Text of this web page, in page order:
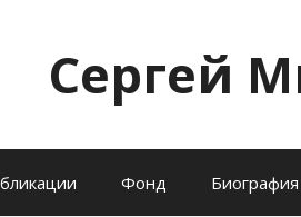
Сергей
Фонд Биография